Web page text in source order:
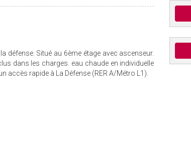
défense. Situé au 6ème étage avec ascenseur.
dans les charges. eau chaude en individuelle
accès rapide à La Défense (RER A/Métro L1).